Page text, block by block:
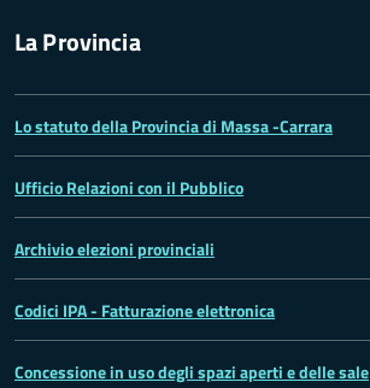
La Provincia
Lo statuto della Provincia di Massa -Carrara
Ufficio Relazioni con il Pubblico
Archivio elezioni provinciali
Codici IPA - Fatturazione elettronica
Concessione in uso degli spazi aperti e delle sale